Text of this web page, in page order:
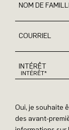
NOM DE
COURRIEL
INTÉRÊT
Oui, je souhaite
des avant-